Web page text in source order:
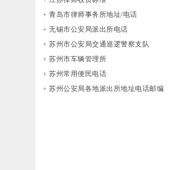
青岛市律师事务所地址/电话
无锡市公安局派出所电话
苏州市公安局交通巡逻警察支队
苏州市车辆管理所
苏州常用便民电话
苏州公安局各地派出所地址电话邮编